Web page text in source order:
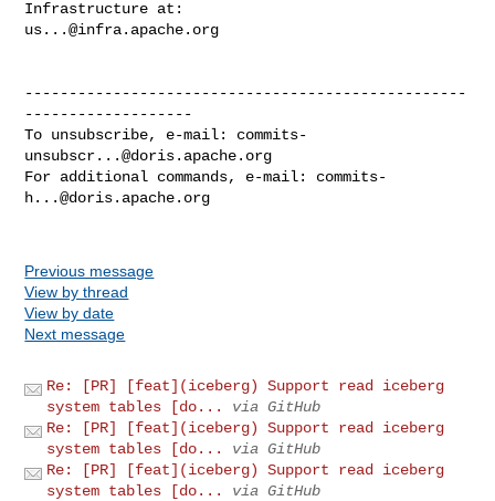
us...@infra.apache.org
--------------------------------------------------
-------------------
To unsubscribe, e-mail: commits-
unsubscr...@doris.apache.org
For additional commands, e-mail: commits-
h...@doris.apache.org
Previous message
View by thread
View by date
Next message
Re: [PR] [feat](iceberg) Support read iceberg
system tables [do...
via GitHub
Re: [PR] [feat](iceberg) Support read iceberg
system tables [do...
via GitHub
Re: [PR] [feat](iceberg) Support read iceberg
system tables [do...
via GitHub